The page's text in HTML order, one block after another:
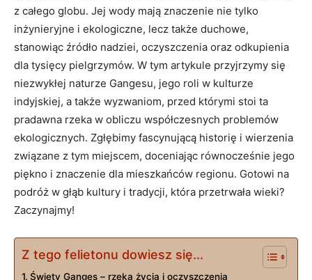
z całego globu. Jej wody mają znaczenie nie tylko
inżynieryjne i ekologiczne, lecz także duchowe,
stanowiąc źródło nadziei, oczyszczenia oraz odkupienia
dla tysięcy pielgrzymów. W tym artykule przyjrzymy się
niezwykłej naturze Gangesu, jego roli w kulturze
indyjskiej, a także wyzwaniom, przed którymi stoi ta
pradawna rzeka w obliczu współczesnych problemów
ekologicznych. Zgłębimy fascynującą historię i wierzenia
związane z tym miejscem, doceniając równocześnie jego
piękno i znaczenie dla mieszkańców regionu. Gotowi na
podróż w głąb kultury i tradycji, która przetrwała wieki?
Zaczynajmy!
Z tego felietonu dowiesz się...
Święty Ganges – rzeka życia i oczyszczenia